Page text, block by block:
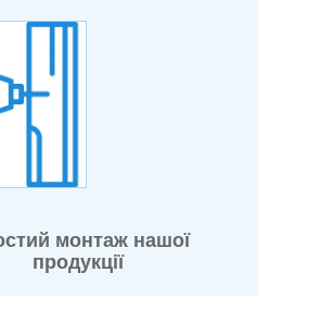
монтаж нашої
продукції